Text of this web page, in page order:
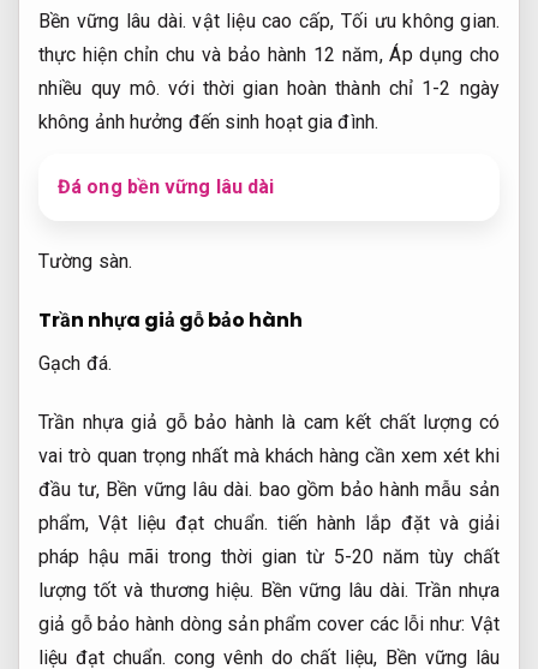
Bền vững lâu dài. vật liệu cao cấp, Tối ưu không gian.
thực hiện chỉn chu và bảo hành 12 năm,Áp dụng cho
nhiều quy mô. với thời gian hoàn thành chỉ 1-2 ngày
không ảnh hưởng đến sinh hoạt gia đình.
Đá ong bền vững lâu dài
Tường sàn.
Trần nhựa giả gỗ bảo hành
Gạch đá.
Trần nhựa giả gỗ bảo hành là cam kết chất lượng có
vai trò quan trọng nhất mà khách hàng cần xem xét khi
đầu tư, Bền vững lâu dài. bao gồm bảo hành mẫu sản
phẩm,Vật liệu đạt chuẩn. tiến hành lắp đặt và giải
pháp hậu mãi trong thời gian từ 5-20 năm tùy chất
lượng tốt và thương hiệu. Bền vững lâu dài. Trần nhựa
giả gỗ bảo hành dòng sản phẩm cover các lỗi như: Vật
liệu đạt chuẩn. cong vênh do chất liệu, Bền vững lâu